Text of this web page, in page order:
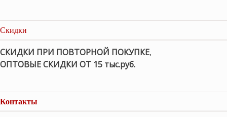
Скидки
СКИДКИ ПРИ ПОВТОРНОЙ ПОКУПКЕ,
ОПТОВЫЕ СКИДКИ ОТ 15 тыс.руб.
Контакты